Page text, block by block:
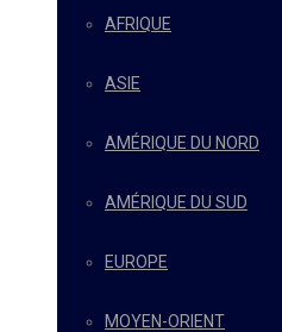
AFRIQUE
ASIE
AMÉRIQUE DU NORD
AMÉRIQUE DU SUD
EUROPE
MOYEN-ORIENT